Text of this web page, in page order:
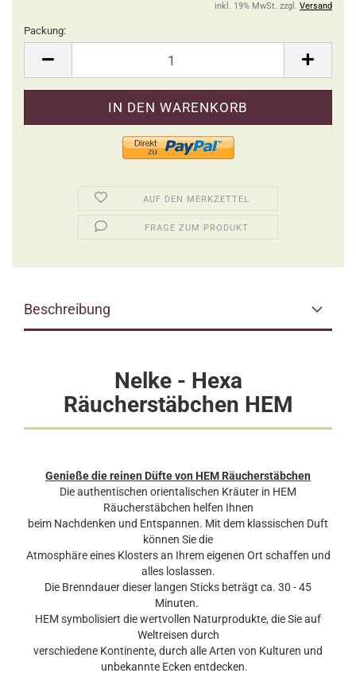
inkl. 19% MwSt. zzgl. Versand
Packung:
AUF DEN MERKZETTEL
FRAGE ZUM PRODUKT
Beschreibung
Nelke - Hexa
Räucherstäbchen HEM
Genieße die reinen Düfte von HEM Räucherstäbchen
Die authentischen orientalischen Kräuter in HEM
Räucherstäbchen helfen Ihnen
beim Nachdenken und Entspannen. Mit dem klassischen Duft
können Sie die
Atmosphäre eines Klosters an Ihrem eigenen Ort schaffen und
alles loslassen.
Die Brenndauer dieser langen Sticks beträgt ca. 30 - 45
Minuten.
HEM symbolisiert die wertvollen Naturprodukte, die Sie auf
Weltreisen durch
verschiedene Kontinente, durch alle Arten von Kulturen und
unbekannte Ecken entdecken.